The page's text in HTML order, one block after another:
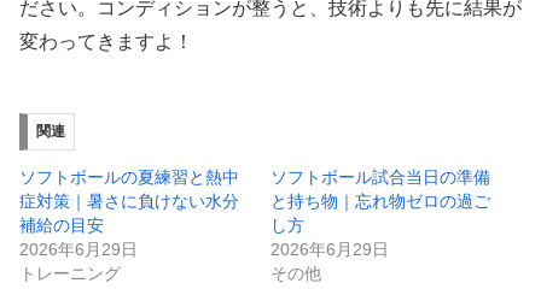
ださい。コンディションが整うと、技術よりも先に結果が
変わってきますよ！
関連
ソフトボールの夏練習と熱中
症対策｜暑さに負けない水分
補給の目安
2026年6月29日
トレーニング
ソフトボール試合当日の準備
と持ち物｜忘れ物ゼロの過ご
し方
2026年6月29日
その他